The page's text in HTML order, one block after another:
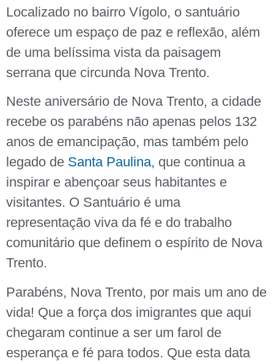
Localizado no bairro Vígolo, o santuário
oferece um espaço de paz e reflexão, além
de uma belíssima vista da paisagem
serrana que circunda Nova Trento.
Neste aniversário de Nova Trento, a cidade
recebe os parabéns não apenas pelos 132
anos de emancipação, mas também pelo
legado de Santa Paulina, que continua a
inspirar e abençoar seus habitantes e
visitantes. O Santuário é uma
representação viva da fé e do trabalho
comunitário que definem o espírito de Nova
Trento.
Parabéns, Nova Trento, por mais um ano de
vida! Que a força dos imigrantes que aqui
chegaram continue a ser um farol de
esperança e fé para todos. Que esta data